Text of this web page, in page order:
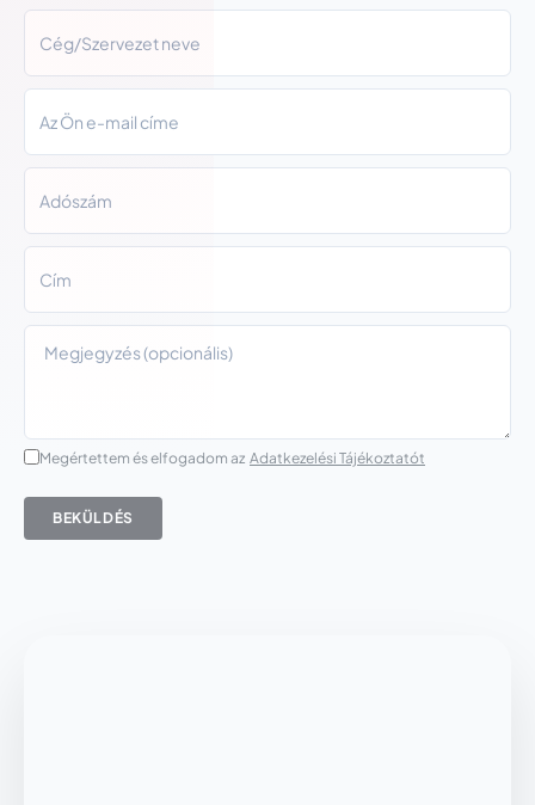
Megértettem és elfogadom az Adatkezelési Tájékoztatót